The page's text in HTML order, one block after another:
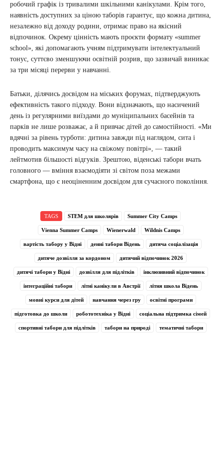
робочий графік із тривалими шкільними канікулами. Крім того,
наявність доступних за ціною таборів гарантує, що кожна дитина,
незалежно від доходу родини, отримає право на якісний
відпочинок. Окрему цінність мають проєкти формату «summer
school», які допомагають учням підтримувати інтелектуальний
тонус, суттєво зменшуючи освітній розрив, що зазвичай виникає
за три місяці перерви у навчанні.
Батьки, ділячись досвідом на міських форумах, підтверджують
ефективність такого підходу. Вони відзначають, що насичений
день із регулярними виїздами до муніципальних басейнів та
парків не лише розважає, а й привчає дітей до самостійності. «Ми
вдячні за рівень турботи: дитина завжди під наглядом, сита і
проводить максимум часу на свіжому повітрі», — такий
лейтмотив більшості відгуків. Зрештою, віденські табори вчать
головного — вміння взаємодіяти зі світом поза межами
смартфона, що є неоціненним досвідом для сучасного покоління.
TAGS STEM для школярів Summer City Camps
Vienna Summer Camps Wienerwald Wildnis Camps
вартість табору у Відні денні табори Відень дитяча соціалізація
дитяче дозвілля за кордоном дитячий відпочинок 2026
дитячі табори у Відні дозвілля для підлітків інклюзивний відпочинок
інтеграційні табори літні канікули в Австрії літня школа Відень
мовні курси для дітей навчання через гру освітні програми
підготовка до школи робототехніка у Відні соціальна підтримка сімей
спортивні табори для підлітків табори на природі тематичні табори